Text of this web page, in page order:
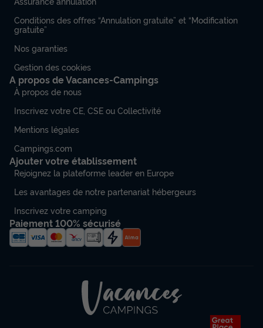
Conditions des offres “Annulation gratuite” et “Modification
gratuite”
Nos garanties
Gestion des cookies
A propos de Vacances-Campings
À propos de nous
Inscrivez votre CE, CSE ou Collectivité
Mentions légales
Campings.com
Ajouter votre établissement
Rejoignez la plateforme leader en Europe
Les avantages de notre partenariat hébergeurs
Inscrivez votre camping
Paiement 100% sécurisé